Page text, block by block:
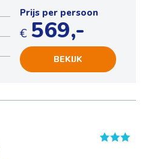
Prijs per persoon
€ 569,-
BEKIJK